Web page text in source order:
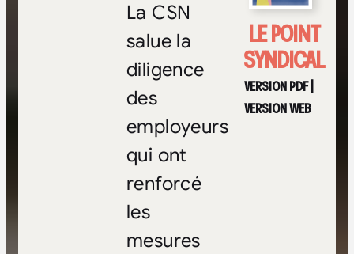
LE POINT
SYNDICAL
VERSION PDF|
VERSION WEB
La CSN
salue la
diligence
des
employeurs
qui ont
renforcé
les
mesures